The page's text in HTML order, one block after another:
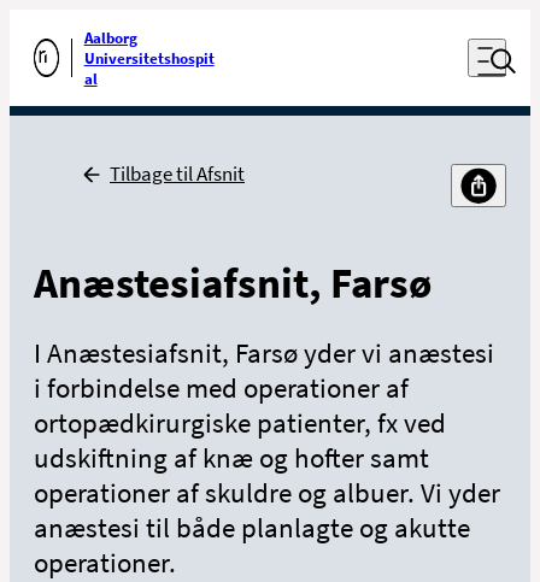
Gå til forsiden
Aalborg
Universitetshospit
al
Åben
Udfør søgning
Tilbage
Tilbage til Afsnit
Anæstesiafsnit, Farsø
I Anæstesiafsnit, Farsø yder vi anæstesi
i forbindelse med operationer af
ortopædkirurgiske patienter, fx ved
udskiftning af knæ og hofter samt
operationer af skuldre og albuer. Vi yder
anæstesi til både planlagte og akutte
operationer.